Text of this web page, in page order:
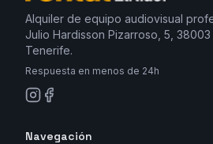
Alquiler de equipo audiovisual
Julio Hardisson Pizarroso, 5,
Tenerife.
Respuesta en menos de 24h
Navegación